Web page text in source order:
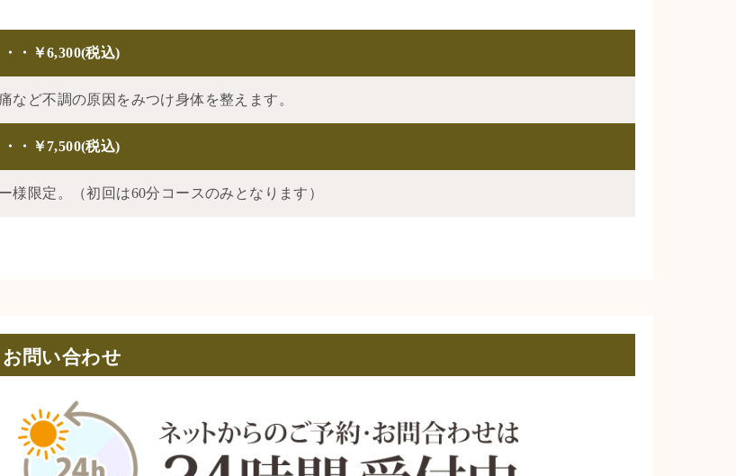
・￥6,300(税込)
など不調の原因をみつけ身体を整えます。
・￥7,500(税込)
様限定。（初回は60分コースのみとなります）
問い合わせ